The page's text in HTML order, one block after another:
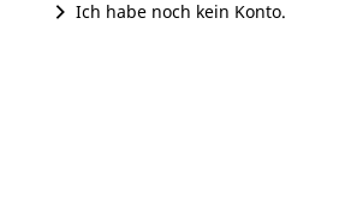
Ich habe noch kein Konto.